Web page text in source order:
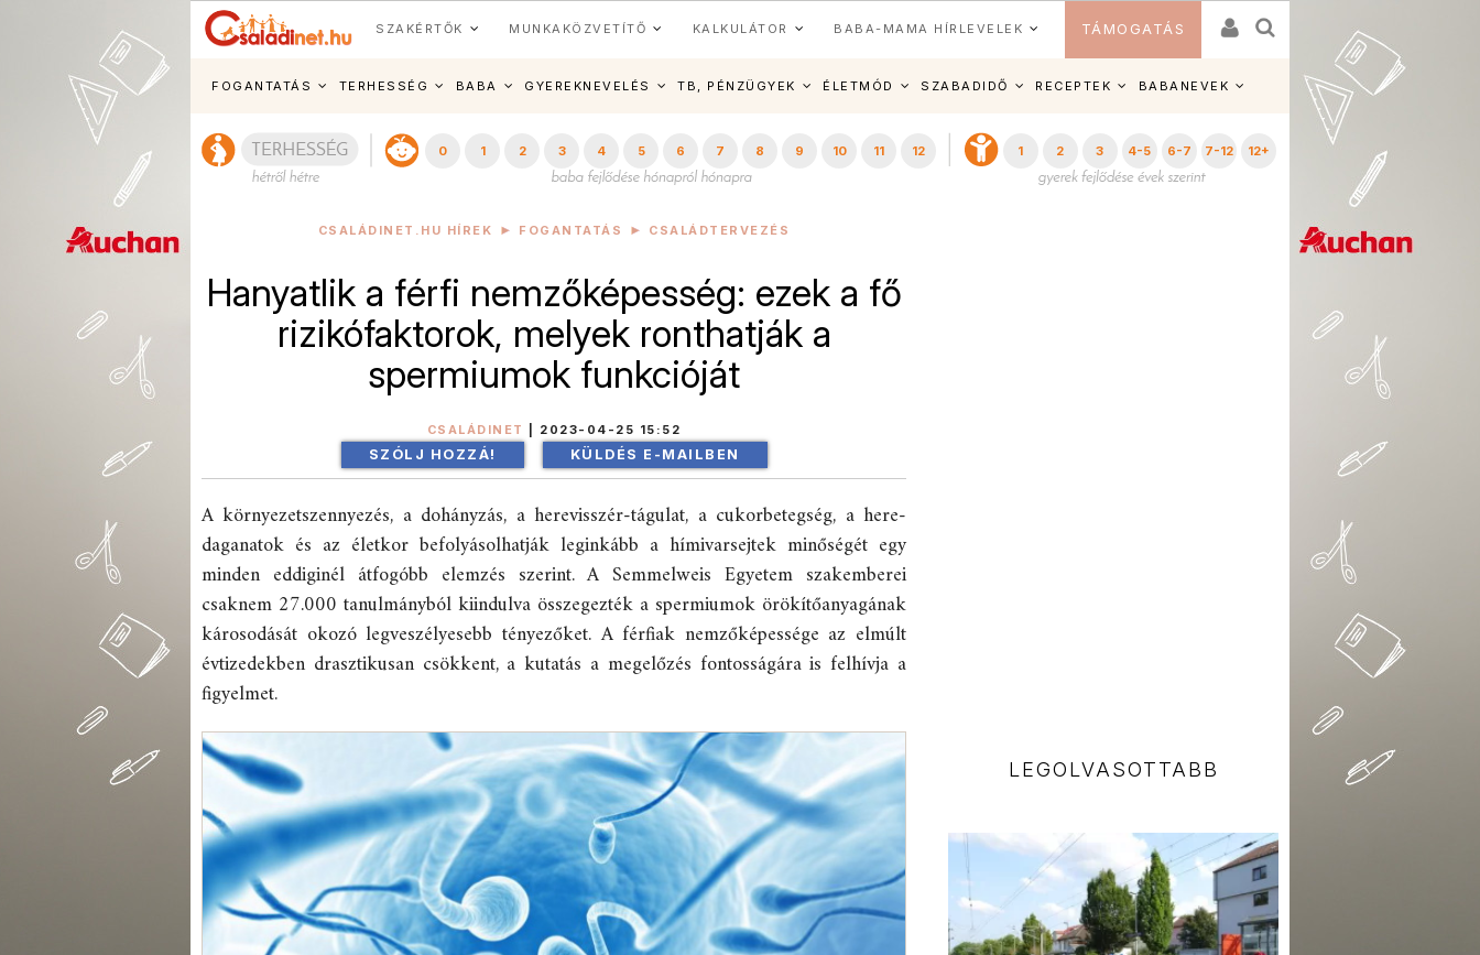
SZAKÉRTŐK MUNKAKÖZVETÍTŐ KALKULÁTOR BABA-MAMA HÍRLEVELEK TÁMOGATÁS
FOGANTATÁS TERHESSÉG BABA GYEREKNEVELÉS TB, PÉNZÜGYEK ÉLETMÓD SZABADIDŐ RECEPTEK BABANEVEK
0 1 2 3 4 5 6 7 8 9 10 11 12 1 2 3 4-5 6-7 7-12 12+
CSALÁDINET.HU HÍREK FOGANTATÁS CSALÁDTERVEZÉS
Hanyatlik a férfi nemzőképesség: ezek a fő
rizikófaktorok, melyek ronthatják a
spermiumok funkcióját
CSALÁDINET 2023-04-25 15:52
SZÓLJ HOZZÁ! KÜLDÉS E-MAILBEN
A környezetszennyezés, a dohányzás, a herevisszér-tágulat, a cukorbetegség, a here-
daganatok és az életkor befolyásolhatják leginkább a hímivarsejtek minőségét egy
minden eddiginél átfogóbb elemzés szerint. A Semmelweis Egyetem szakemberei
csaknem 27.000 tanulmányból kiindulva összegezték a spermiumok örökítőanyagának
károsodását okozó legveszélyesebb tényezőket. A férfiak nemzőképessége az elmúlt
évtizedekben drasztikusan csökkent, a kutatás a megelőzés fontosságára is felhívja a
figyelmet.
LEGOLVASOTTABB